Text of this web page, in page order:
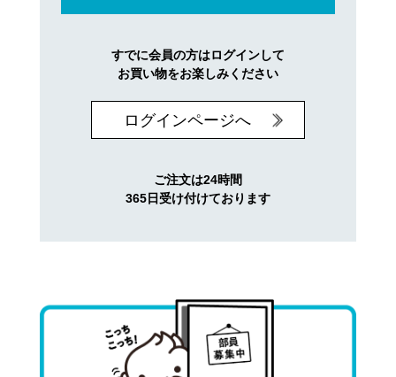
すでに会員の方はログインして
お買い物をお楽しみください
ログインページへ
ご注文は24時間
365日受け付けております